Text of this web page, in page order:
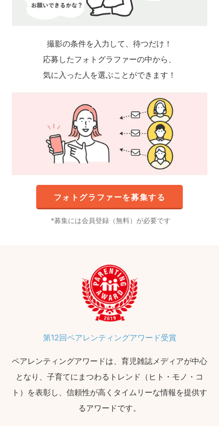
撮影の条件を入力して、待つだけ！
応募したフォトグラファーの中から、
気に入った人を選ぶことができます！
フォトグラファーを募集する
募集には会員登録（無料）が必要です
第12回ペアレンティングアワード受賞
ペアレンティングアワードは、育児雑誌メディアが中心
となり、子育てにまつわるトレンド（ヒト・モノ・コ
ト）を表彰し、信頼性が高くタイムリーな情報を提供す
るアワードです。